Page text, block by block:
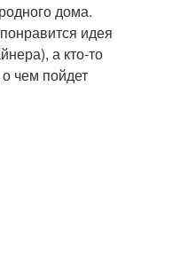
дома.
идея
а кто-то
чем пойдет